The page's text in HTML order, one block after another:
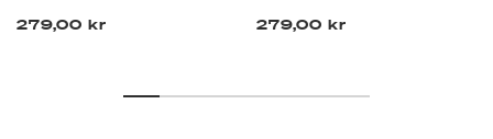
279,00 kr
279,00 kr